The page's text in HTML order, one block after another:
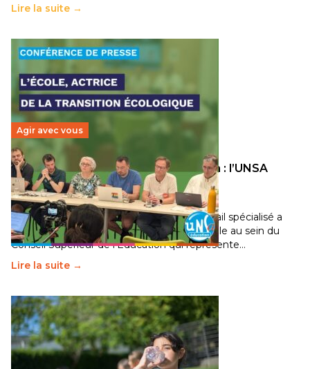
Lire la suite →
Agir avec vous
Transition écologique de l’éducation : l’UNSA
Éducation fait bouger les lignes
30 juin 2026-National
Pendant plusieurs mois, un groupe de travail spécialisé a
travaillé sur la transition écologique de l’Ecole au sein du
Conseil Supérieur de l’Éducation qui représente…
Lire la suite →